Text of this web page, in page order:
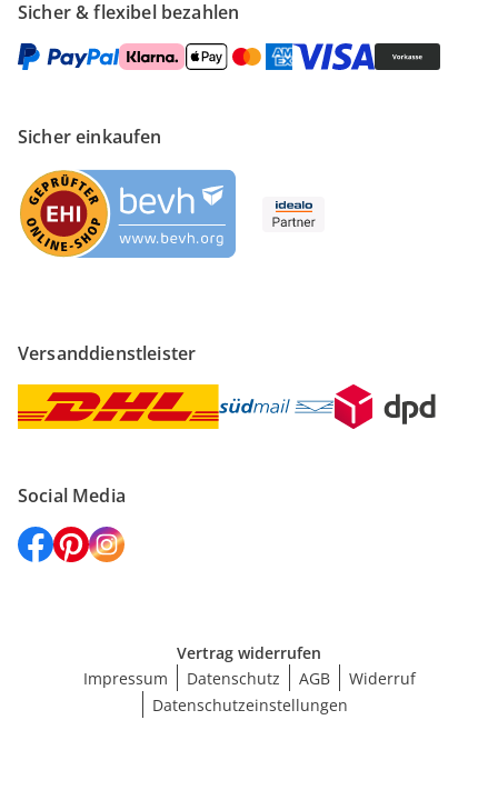
Sicher & flexibel bezahlen
Sicher einkaufen
Versanddienstleister
Social Media
Vertrag widerrufen
Impressum
Datenschutz AGB
Widerruf
Datenschutzeinstellungen